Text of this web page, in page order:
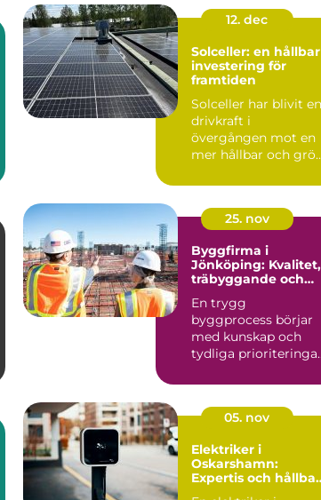
12. dec
Solceller: en hållbar
investering för
framtiden
Solceller har blivit en
drivkraft i
övergången mot en
mer hållbar och
25. nov
Byggfirma i
Jönköping: Kvalitet,
träbyggande och
En trygg
byggprocess börjar
med kunskap och
tydliga
05. nov
Elektriker i
Oskarshamn:
Expertis och